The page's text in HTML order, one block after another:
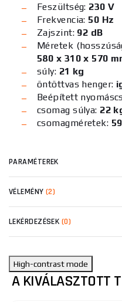
Feszültség: 230 V
Frekvencia: 50 Hz
Zajszint: 92 dB
Méretek
580 x 310 x 570
súly: 21 kg
öntöttvas henger:
Beépített
csomag súlya: 22
csomagméretek:
PARAMÉTEREK
VÉLEMÉNY (2)
LEKÉRDEZÉSEK (0)
High-contrast mode
A KIVÁLASZTOTT